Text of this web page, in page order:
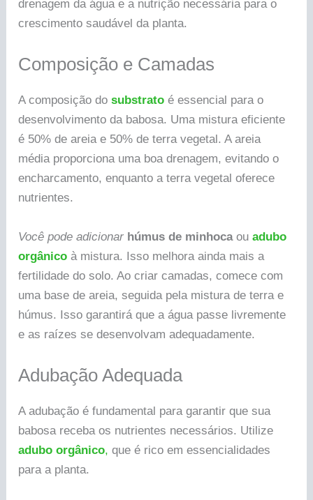
drenagem da água e a nutrição necessária para o
crescimento saudável da planta.
Composição e Camadas
A composição dosubstrato é essencial para o
desenvolvimento da babosa. Uma mistura eficiente
é 50% de areia e 50% de terra vegetal. A areia
média proporciona uma boa drenagem, evitando o
encharcamento, enquanto a terra vegetal oferece
nutrientes.
Você pode adicionar húmus de minhocaouadubo
orgânico à mistura. Isso melhora ainda mais a
fertilidade do solo. Ao criar camadas, comece com
uma base de areia, seguida pela mistura de terra e
húmus. Isso garantirá que a água passe livremente
e as raízes se desenvolvam adequadamente.
Adubação Adequada
A adubação é fundamental para garantir que sua
babosa receba os nutrientes necessários. Utilize
adubo orgânico, que é rico em essencialidades
para a planta.